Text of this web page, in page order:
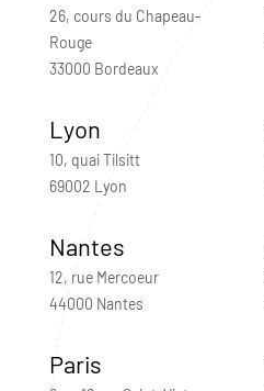
26, cours du Chapeau-
Rouge
33000 Bordeaux
Lyon
10, quai Tilsitt
69002 Lyon
Nantes
12, rue Mercoeur
44000 Nantes
Paris